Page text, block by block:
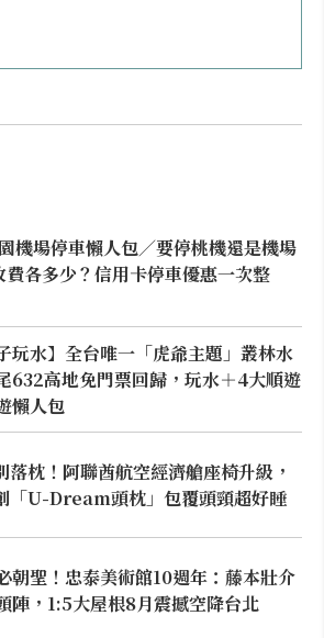
機場停車懶人包／要停桃機還是機場
費各多少？信用卡停車優惠一次整
玩水】全台唯一「虎爺主題」叢林水
632高地免門票回歸，玩水＋4大順遊
懶人包
落枕！阿聯酋航空經濟艙座椅升級，
「U-Dream頭枕」包覆頭頸超好睡
朝聖！忠泰美術館10週年：藤本壯介
陣，1:5大屋根8月震撼空降台北